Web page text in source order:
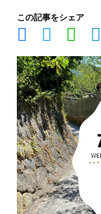
この記事をシェア